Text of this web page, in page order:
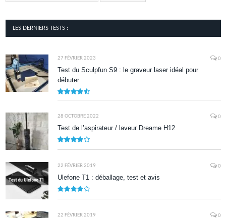
LES DERNIERS TESTS :
27 FÉVRIER 2023 0
Test du Sculpfun S9 : le graveur laser idéal pour
débuter
28 OCTOBRE 2022 0
Test de l’aspirateur / laveur Dreame H12
22 FÉVRIER 2019 0
Ulefone T1 : déballage, test et avis
22 FÉVRIER 2019 0